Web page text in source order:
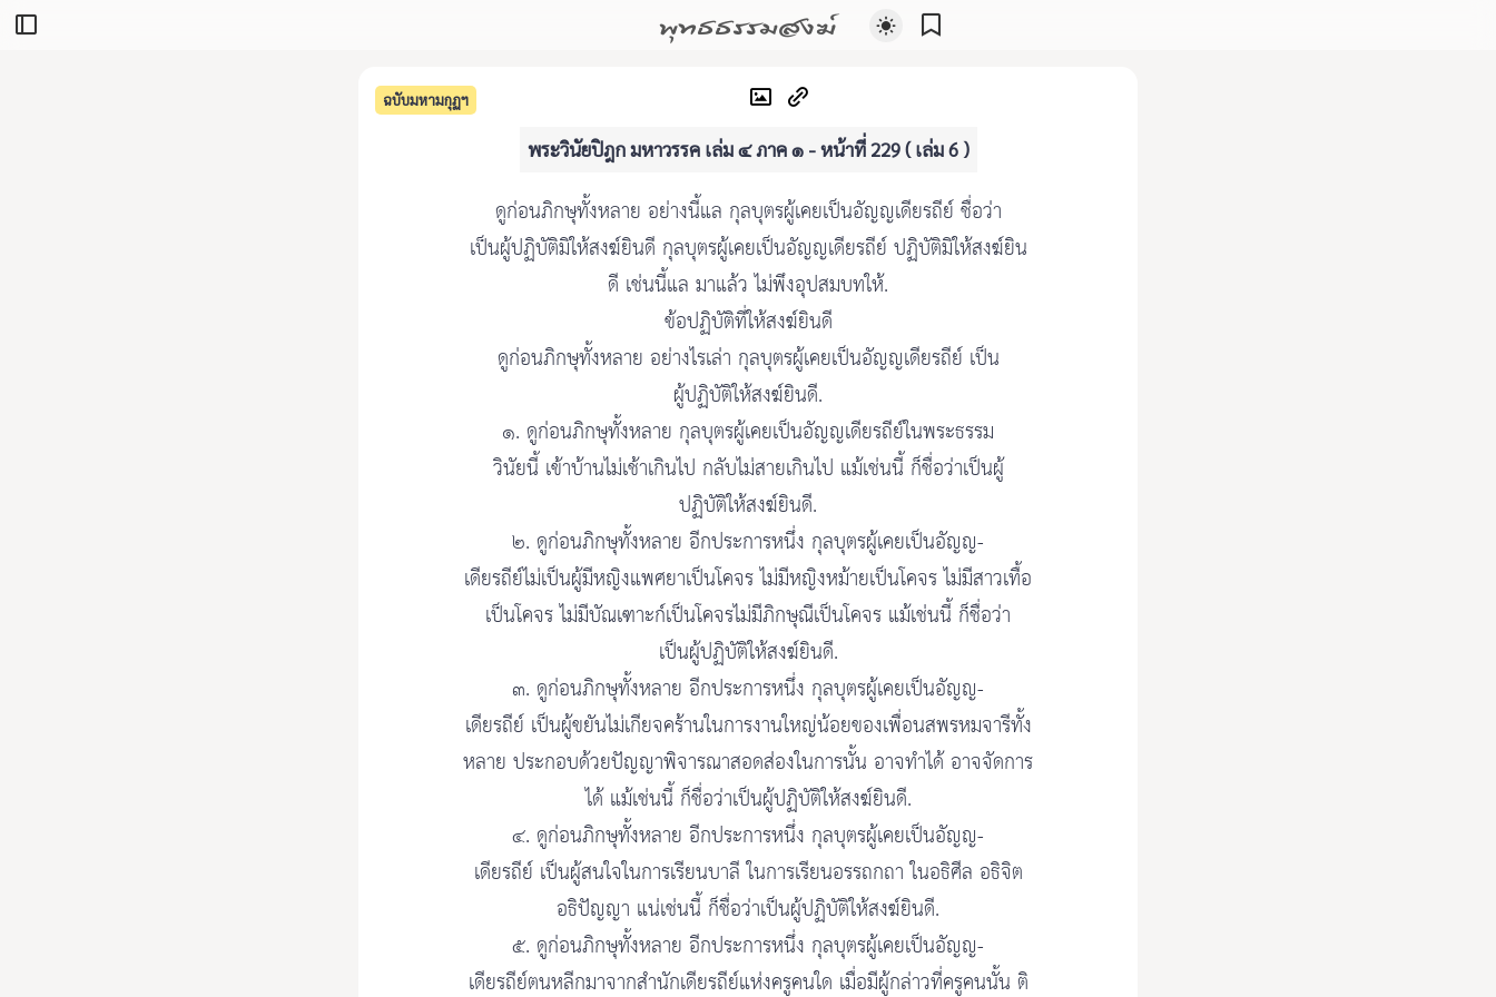
พุทธธรรมสงฆ์
ฉบับมหามกุฏฯ
พระวินัยปิฎก มหาวรรค เล่ม ๔ ภาค ๑ - หน้าที่ 229 ( เล่ม 6 )
ดูก่อนภิกษุทั้งหลาย อย่างนี้แล กุลบุตรผู้เคยเป็นอัญญเดียรถีย์ ชื่อว่า
เป็นผู้ปฏิบัติมิให้สงฆ์ยินดี กุลบุตรผู้เคยเป็นอัญญเดียรถีย์ ปฏิบัติมิให้สงฆ์ยิน
ดี เช่นนี้แล มาแล้ว ไม่พึงอุปสมบทให้.
ข้อปฏิบัติที่ให้สงฆ์ยินดี
ดูก่อนภิกษุทั้งหลาย อย่างไรเล่า กุลบุตรผู้เคยเป็นอัญญเดียรถีย์ เป็น
ผู้ปฏิบัติให้สงฆ์ยินดี.
๑. ดูก่อนภิกษุทั้งหลาย กุลบุตรผู้เคยเป็นอัญญเดียรถีย์ในพระธรรม
วินัยนี้ เข้าบ้านไม่เช้าเกินไป กลับไม่สายเกินไป แม้เช่นนี้ ก็ชื่อว่าเป็นผู้
ปฏิบัติให้สงฆ์ยินดี.
๒. ดูก่อนภิกษุทั้งหลาย อีกประการหนึ่ง กุลบุตรผู้เคยเป็นอัญญ-
เดียรถีย์ไม่เป็นผู้มีหญิงแพศยาเป็นโคจร ไม่มีหญิงหม้ายเป็นโคจร ไม่มีสาวเทื้อ
เป็นโคจร ไม่มีบัณเฑาะก์เป็นโคจรไม่มีภิกษุณีเป็นโคจร แม้เช่นนี้ ก็ชื่อว่า
เป็นผู้ปฏิบัติให้สงฆ์ยินดี.
๓. ดูก่อนภิกษุทั้งหลาย อีกประการหนึ่ง กุลบุตรผู้เคยเป็นอัญญ-
เดียรถีย์ เป็นผู้ขยันไม่เกียจคร้านในการงานใหญ่น้อยของเพื่อนสพรหมจารีทั้ง
หลาย ประกอบด้วยปัญญาพิจารณาสอดส่องในการนั้น อาจทำได้ อาจจัดการ
ได้ แม้เช่นนี้ ก็ชื่อว่าเป็นผู้ปฏิบัติให้สงฆ์ยินดี.
๔. ดูก่อนภิกษุทั้งหลาย อีกประการหนึ่ง กุลบุตรผู้เคยเป็นอัญญ-
เดียรถีย์ เป็นผู้สนใจในการเรียนบาลี ในการเรียนอรรถกถา ในอธิศีล อธิจิต
อธิปัญญา แน่เช่นนี้ ก็ชื่อว่าเป็นผู้ปฏิบัติให้สงฆ์ยินดี.
๕. ดูก่อนภิกษุทั้งหลาย อีกประการหนึ่ง กุลบุตรผู้เคยเป็นอัญญ-
เดียรถีย์ตนหลีกมาจากสำนักเดียรถีย์แห่งครูคนใด เมื่อมีผู้กล่าวที่ครูคนนั้น ติ